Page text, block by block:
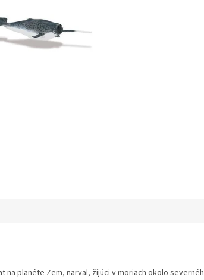
na planéte Zem, narval, žijúci v moriach okolo